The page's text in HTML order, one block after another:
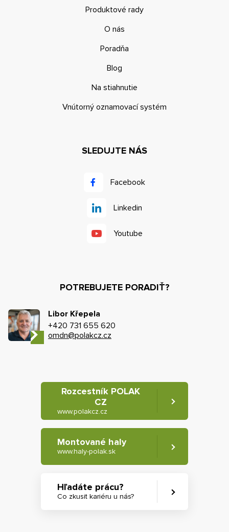
Produktové rady
O nás
Poradňa
Blog
Na stiahnutie
Vnútorný oznamovací systém
SLEDUJTE NÁS
Facebook
Linkedin
Youtube
POTREBUJETE PORADIŤ?
Libor Křepela
+420 731 655 620
omdn@polakcz.cz
Rozcestník POLAK
CZ
www.polakcz.cz
Montované haly
www.haly-polak.sk
Hľadáte prácu?
Co zkusit kariéru u nás?